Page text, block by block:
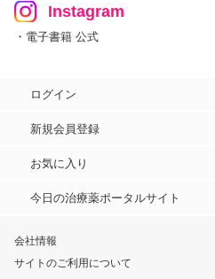
Instagram
・電子書籍 公式
ログイン
新規会員登録
お気に入り
今日の治療薬ポータルサイト
会社情報
サイトのご利用について